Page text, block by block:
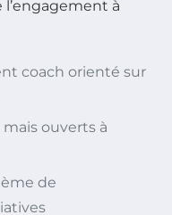
à
coach orienté sur
ouverts à
de